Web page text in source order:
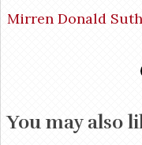
Mirren Donald
You may also